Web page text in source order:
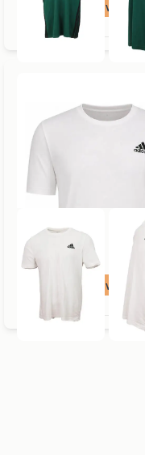
Tot 75% voordeel
Tot 75% voordeel